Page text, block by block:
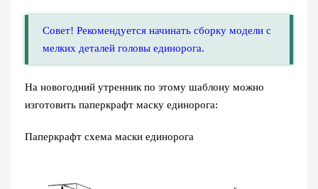
Совет! Рекомендуется начинать сборку модели с
мелких деталей головы единорога.
На новогодний утренник по этому шаблону можно
изготовить паперкрафт маску единорога:
Паперкрафт схема маски единорога